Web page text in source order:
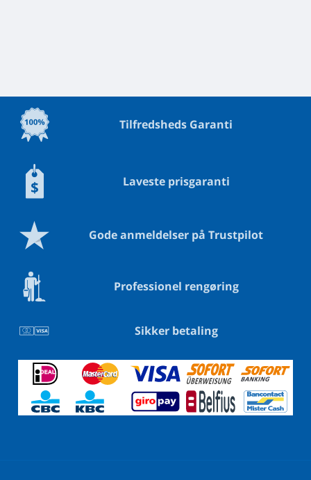
Tilfredsheds Garanti
Laveste prisgaranti
Gode anmeldelser på Trustpilot
Professionel rengøring
Sikker betaling